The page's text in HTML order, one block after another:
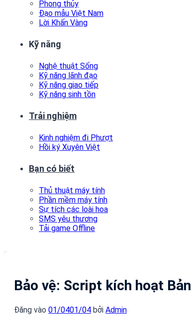
Phong thủy
Đạo mẫu Việt Nam
Lời Khấn Vàng
Kỹ năng
Nghệ thuật Sống
Kỹ năng lãnh đạo
Kỹ năng giao tiếp
Kỹ năng sinh tồn
Trải nghiệm
Kinh nghiệm đi Phượt
Hồi ký Xuyên Việt
Bạn có biết
Thủ thuật máy tính
Phần mềm máy tính
Sự tích các loài hoa
SMS yêu thương
Tải game Offline
Bảo vệ: Script kích hoạt
Đăng vào 01/0401/04 bởi Admin